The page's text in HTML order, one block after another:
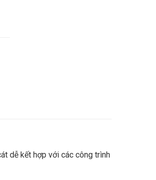
dễ kết hợp với các công trình